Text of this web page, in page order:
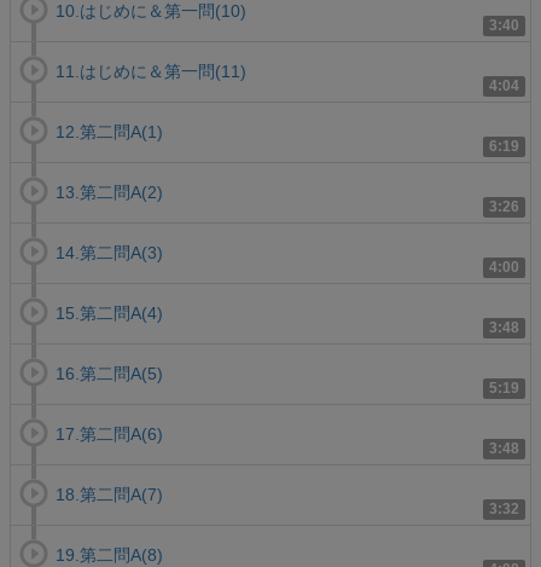
3:40
10.はじめに＆第一問(10)
4:04
11.はじめに＆第一問(11)
6:19
12.第二問A(1)
3:26
13.第二問A(2)
4:00
14.第二問A(3)
3:48
15.第二問A(4)
5:19
16.第二問A(5)
3:48
17.第二問A(6)
3:32
18.第二問A(7)
19.第二問A(8)